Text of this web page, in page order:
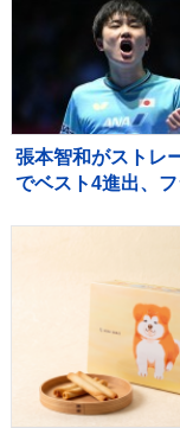
張本智和がストレ
でベスト4進出、